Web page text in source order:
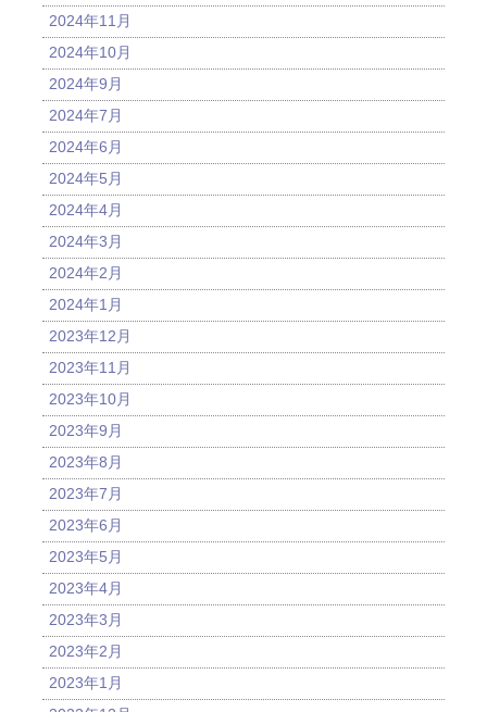
2024年11月
2024年10月
2024年9月
2024年7月
2024年6月
2024年5月
2024年4月
2024年3月
2024年2月
2024年1月
2023年12月
2023年11月
2023年10月
2023年9月
2023年8月
2023年7月
2023年6月
2023年5月
2023年4月
2023年3月
2023年2月
2023年1月